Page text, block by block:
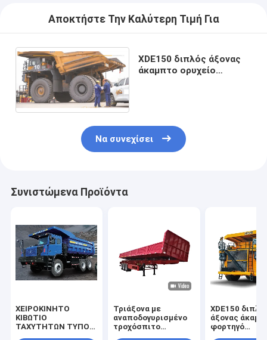
Αποκτήστε Την Καλύτερη Τιμή Για
XDE150 διπλός άξονας
άκαμπτο ορυχείο
Να συνεχίσει
Συνιστώμενα Προϊόντα
ΧΕΙΡΟΚΙΝΗΤΟ
ΚΙΒΩΤΙΟ
ΤΑΧΥΤΗΤΩΝ ΤΥΠΟΥ
Τριάξονα με
αναποδογυρισμένο
τροχόσπιτο
XDE150
άξονας
φορτηγό